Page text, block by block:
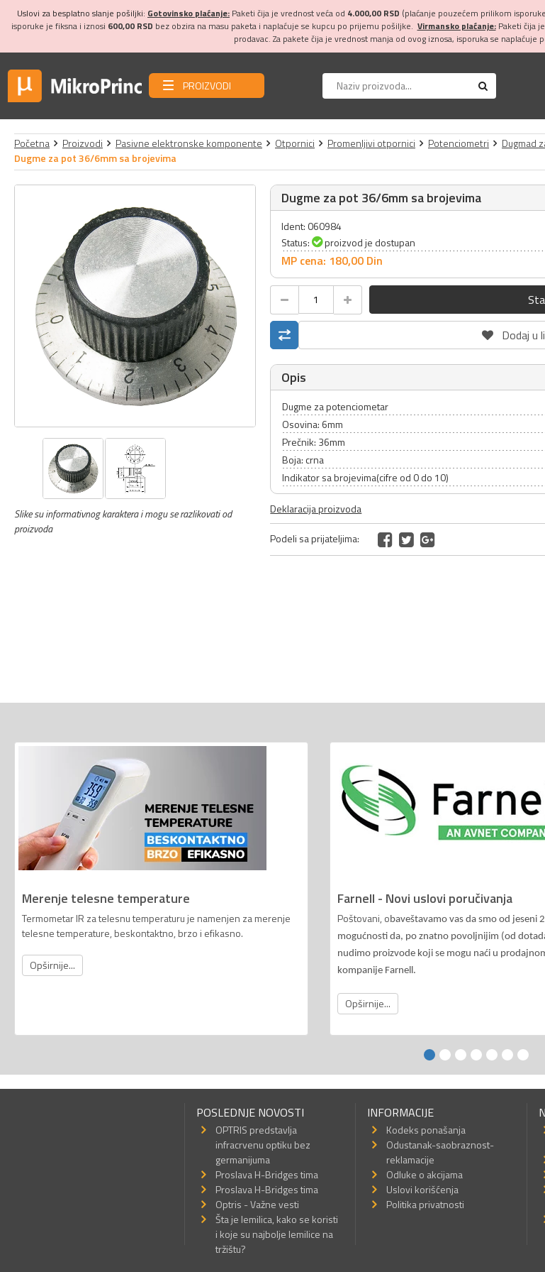
Uslovi za besplatno slanje pošiljki: Gotovinsko plaćanje: Paketi čija je vrednost veća od 4.000,00 RSD (plaćanje pouzećem prilikom
isporuke je fiksna i iznosi 600,00 RSD bez obzira na masu paketa i naplaćuje se kupcu po prijemu pošiljke. Virmansko plaćanje:Paketi čija
prodavac. Za pakete čija je vrednost manja od ovog iznosa, isporuka se
PROIZVODI
Početna Proizvodi Pasivne elektronske komponente Otpornici Promenljivi otpornici Potenciometri
Dugmad
Dugme za pot 36/6mm sa brojevima
Slike su informativnog karaktera i mogu se razlikovati od
proizvoda
Dugme za pot 36/6mm sa brojevima
Ident: 060984
Status:
proizvod je dostupan
MP cena: 180,00 Din
Dodaj u
Opis
Dugme za potenciometar
Osovina: 6mm
Prečnik: 36mm
Boja: crna
Indikator sa brojevima(cifre od 0 do 10)
Deklaracija proizvoda
Podeli sa prijateljima:
Merenje telesne temperature
Termometar IR za telesnu temperaturu je namenjen za merenje
telesne temperature, beskontaktno, brzo i efikasno.
Opširnije...
Farnell - Novi uslovi poručivanja
Poštovani, o baveštavamo vas da smo od jeseni
mogućnosti da, po znatno povoljnijim (od
nudimo proizvode koji se mogu naći u
kompanije Farnell.
Opširnije...
POSLEDNJE NOVOSTI
OPTRIS predstavlja
infracrvenu optiku bez
germanijuma
Proslava H-Bridges tima
Proslava H-Bridges tima
Optris - Važne vesti
Šta je lemilica, kako se koristi
i koje su najbolje lemilice na
tržištu?
INFORMACIJE
Kodeks ponašanja
Odustanak-saobraznost-
reklamacije
Odluke o akcijama
Uslovi korišćenja
Politika privatnosti